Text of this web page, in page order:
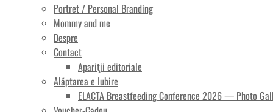
Portret / Personal Branding
Mommy and me
Despre
Contact
Apariţii editoriale
Alăptarea e Iubire
ELACTA Breastfeeding Conference 2026 — Photo